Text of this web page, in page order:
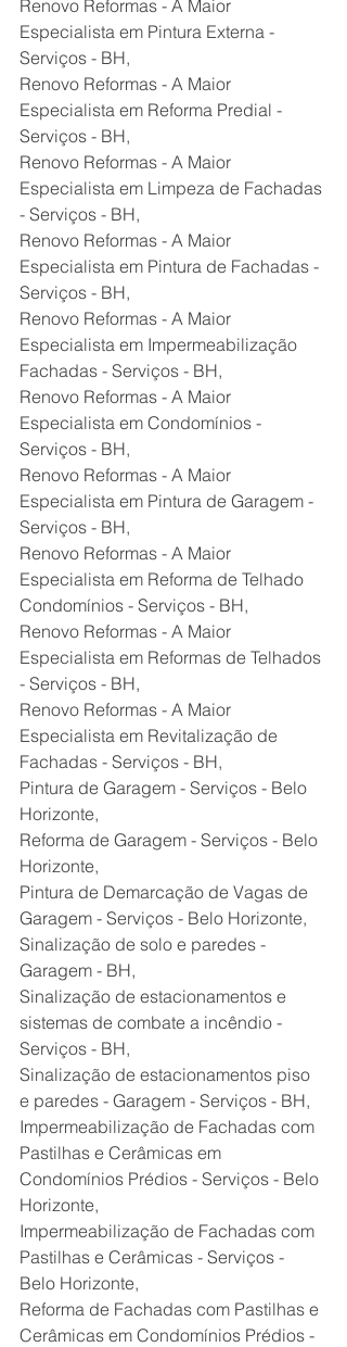
Renovo Reformas - A Maior
Especialista em Pintura Externa -
Serviços - BH,
Renovo Reformas - A Maior
Especialista em Reforma Predial -
Serviços - BH,
Renovo Reformas - A Maior
Especialista em Limpeza de Fachadas
- Serviços - BH,
Renovo Reformas - A Maior
Especialista em Pintura de Fachadas -
Serviços - BH,
Renovo Reformas - A Maior
Especialista em Impermeabilização
Fachadas - Serviços - BH,
Renovo Reformas - A Maior
Especialista em Condomínios -
Serviços - BH,
Renovo Reformas - A Maior
Especialista em Pintura de Garagem -
Serviços - BH,
Renovo Reformas - A Maior
Especialista em Reforma de Telhado
Condomínios - Serviços - BH,
Renovo Reformas - A Maior
Especialista em Reformas de Telhados
- Serviços - BH,
Renovo Reformas - A Maior
Especialista em Revitalização de
Fachadas - Serviços - BH,
Pintura de Garagem - Serviços - Belo
Horizonte,
Reforma de Garagem - Serviços - Belo
Horizonte,
Pintura de Demarcação de Vagas de
Garagem - Serviços - Belo Horizonte,
Sinalização de solo e paredes -
Garagem - BH,
Sinalização de estacionamentos e
sistemas de combate a incêndio -
Serviços - BH,
Sinalização de estacionamentos piso
e paredes - Garagem - Serviços - BH,
Impermeabilização de Fachadas com
Pastilhas e Cerâmicas em
Condomínios Prédios - Serviços - Belo
Horizonte,
Impermeabilização de Fachadas com
Pastilhas e Cerâmicas - Serviços -
Belo Horizonte,
Reforma de Fachadas com Pastilhas e
Cerâmicas em Condomínios Prédios -